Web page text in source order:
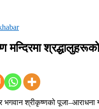
श्रीकृष्णको पूजा–आराधना